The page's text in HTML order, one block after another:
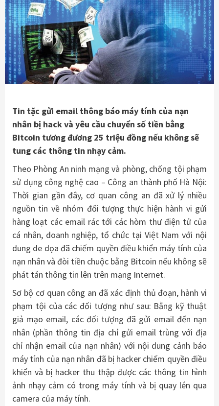
Tin tặc gửi email thông báo máy tính của nạn
nhân bị hack và yêu cầu chuyển số tiền bằng
Bitcoin tương đương 25 triệu đồng nếu không sẽ
tung các thông tin nhạy cảm.
Theo Phòng An ninh mạng và phòng, chống tội phạm
sử dụng công nghệ cao – Công an thành phố Hà Nội:
Thời gian gần đây, cơ quan công an đã xử lý nhiều
nguồn tin về nhóm đối tượng thực hiện hành vi gửi
hàng loạt các email rác tới các hòm thư điện tử của
cá nhân, doanh nghiệp, tổ chức tại Việt Nam với nội
dung de dọa đã chiếm quyền điều khiển máy tính của
nạn nhân và đòi tiền chuộc bằng Bitcoin nếu không sẽ
phát tán thông tin lên trên mạng Internet.
Sơ bộ cơ quan công an đã xác định thủ đoạn, hành vi
phạm tội của các đối tượng như sau: Bằng kỹ thuật
giả mạo email, các đối tượng đã gửi email đến nạn
nhân (phần thông tin địa chỉ gửi email trùng với địa
chỉ nhận email của nạn nhân) với nội dung cảnh báo
máy tính của nạn nhân đã bị hacker chiếm quyền điều
khiển và bị hacker thu thập được các thông tin hình
ảnh nhạy cảm có trong máy tính và bị quay lén qua
camera của máy tính.